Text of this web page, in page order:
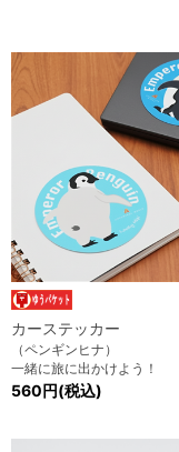
カーステッカー
（ペンギンヒナ）
一緒に旅に出かけよう！
560円(税込)